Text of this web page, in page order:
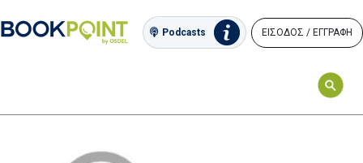
Podcasts ΕΙΣΟΔΟΣ / ΕΓΓΡΑΦΗ